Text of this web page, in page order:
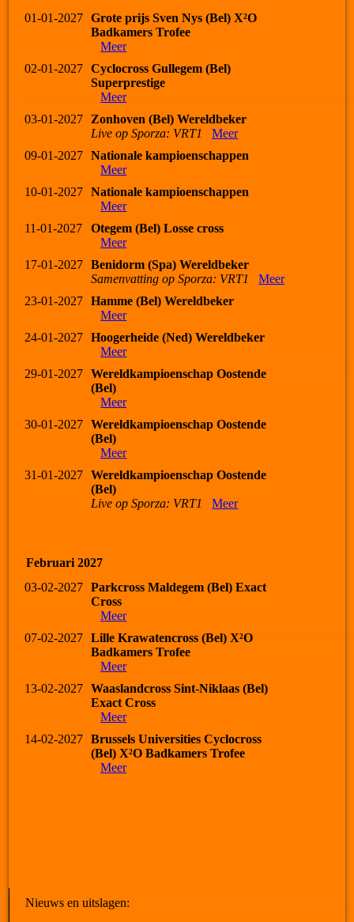
01-01-2027
Grote prijs Sven Nys (Bel) X²O
Badkamers Trofee
Meer
02-01-2027
Cyclocross Gullegem (Bel)
Superprestige
Meer
03-01-2027
Zonhoven (Bel) Wereldbeker
Live op Sporza: VRT1
Meer
09-01-2027
Nationale kampioenschappen
Meer
10-01-2027
Nationale kampioenschappen
Meer
11-01-2027
Otegem (Bel) Losse cross
Meer
17-01-2027
Benidorm (Spa) Wereldbeker
Samenvatting op Sporza: VRT1
Meer
23-01-2027
Hamme (Bel) Wereldbeker
Meer
24-01-2027
Hoogerheide (Ned) Wereldbeker
Meer
29-01-2027
Wereldkampioenschap Oostende
(Bel)
Meer
30-01-2027
Wereldkampioenschap Oostende
(Bel)
Meer
31-01-2027
Wereldkampioenschap Oostende
(Bel)
Live op Sporza: VRT1
Meer
Februari 2027
03-02-2027
Parkcross Maldegem (Bel) Exact
Cross
Meer
07-02-2027
Lille Krawatencross (Bel) X²O
Badkamers Trofee
Meer
13-02-2027
Waaslandcross Sint-Niklaas (Bel)
Exact Cross
Meer
14-02-2027
Brussels Universities Cyclocross
(Bel) X²O Badkamers Trofee
Meer
Nieuws en uitslagen: